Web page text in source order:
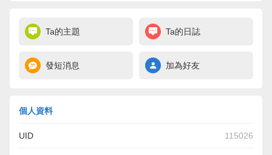
Ta的主題 Ta的日誌
發短消息 加為好友
個人資料
UID 115026